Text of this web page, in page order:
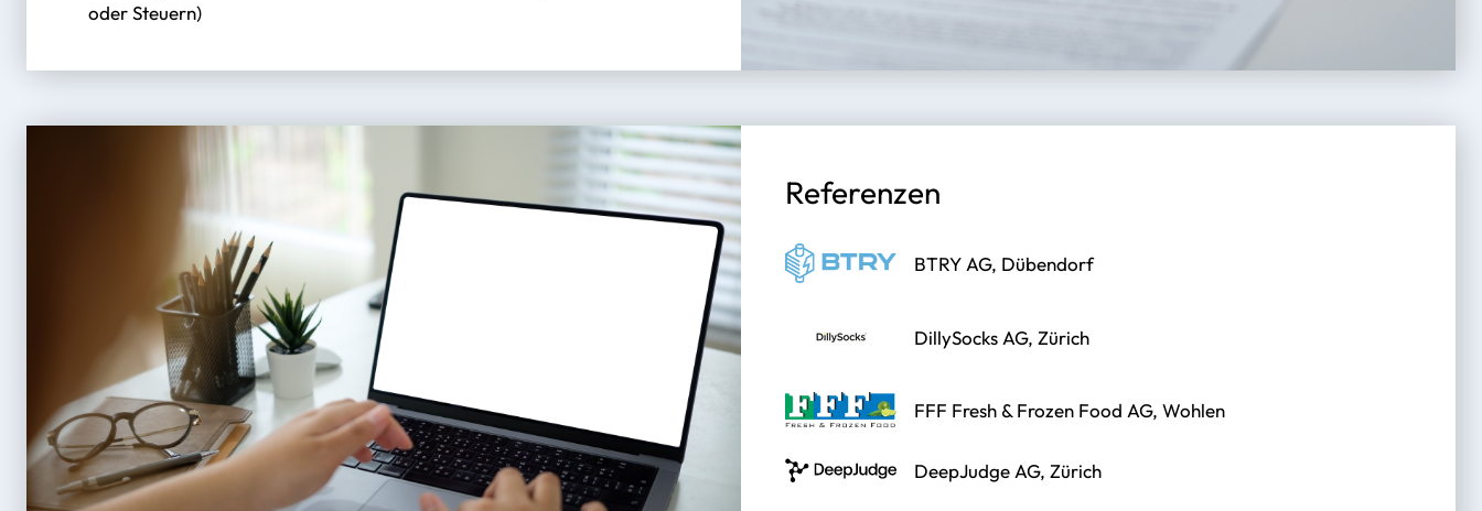
oder Steuern)
Referenzen
BTRY AG, Dübendorf
DillySocks AG, Zürich
FFF Fresh & Frozen Food AG, Wohlen
DeepJudge AG, Zürich